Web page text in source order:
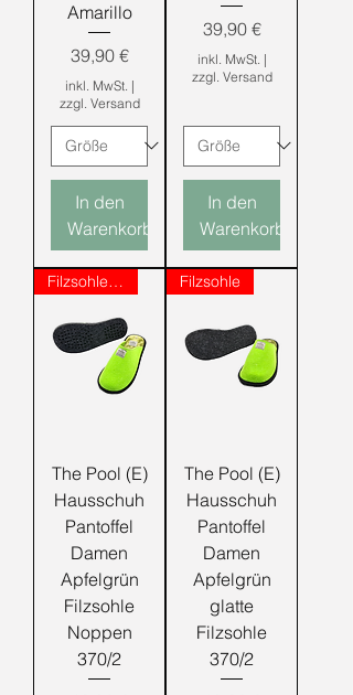
Amarillo
Preis
39,90 €
inkl. MwSt. |
zzgl. Versand
In den
Warenkorb
Preis
39,90 €
inkl. MwSt. |
zzgl. Versand
In den
Warenkorb
Filzsohle mit Noppen
The Pool (E)
Hausschuh
Pantoffel
Damen
Apfelgrün
Filzsohle
Noppen
370/2
Filzsohle
The Pool (E)
Hausschuh
Pantoffel
Damen
Apfelgrün
glatte
Filzsohle
370/2